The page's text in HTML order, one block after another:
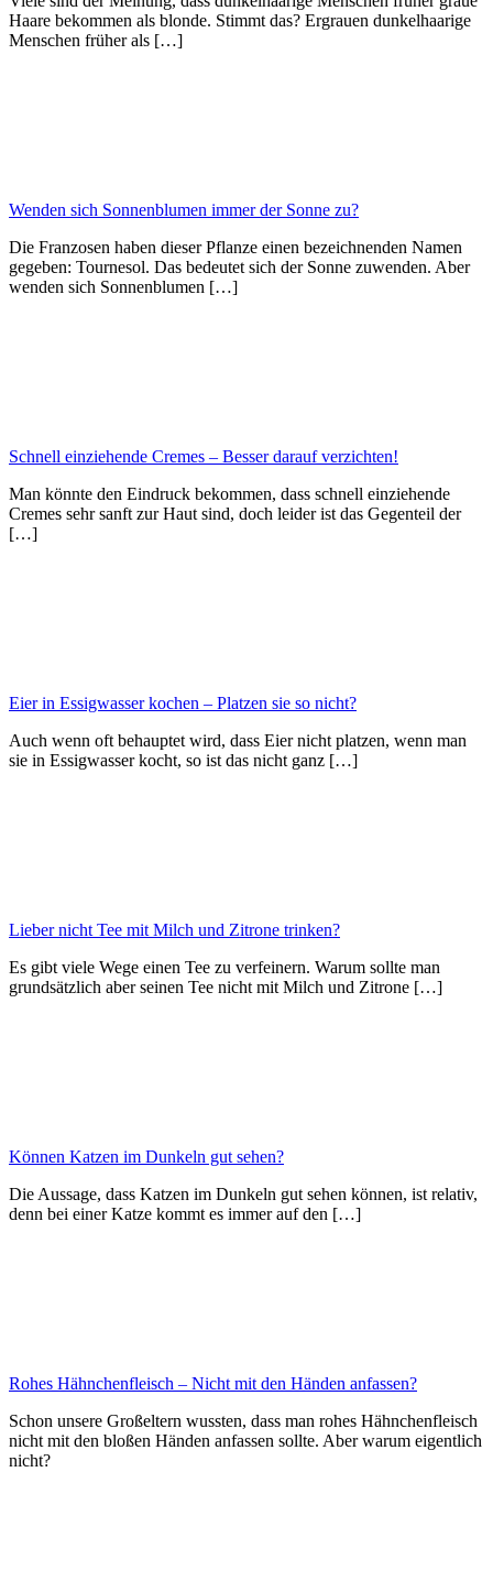
Haare bekommen als blonde. Stimmt das? Ergrauen dunkelhaarige
Menschen früher als […]
Wenden sich Sonnenblumen immer der Sonne zu?
Die Franzosen haben dieser Pflanze einen bezeichnenden Namen
gegeben: Tournesol. Das bedeutet sich der Sonne zuwenden. Aber
wenden sich Sonnenblumen […]
Schnell einziehende Cremes – Besser darauf verzichten!
Man könnte den Eindruck bekommen, dass schnell einziehende
Cremes sehr sanft zur Haut sind, doch leider ist das Gegenteil der
[…]
Eier in Essigwasser kochen – Platzen sie so nicht?
Auch wenn oft behauptet wird, dass Eier nicht platzen, wenn man
sie in Essigwasser kocht, so ist das nicht ganz […]
Lieber nicht Tee mit Milch und Zitrone trinken?
Es gibt viele Wege einen Tee zu verfeinern. Warum sollte man
grundsätzlich aber seinen Tee nicht mit Milch und Zitrone […]
Können Katzen im Dunkeln gut sehen?
Die Aussage, dass Katzen im Dunkeln gut sehen können, ist relativ,
denn bei einer Katze kommt es immer auf den […]
Rohes Hähnchenfleisch – Nicht mit den Händen anfassen?
Schon unsere Großeltern wussten, dass man rohes Hähnchenfleisch
nicht mit den bloßen Händen anfassen sollte. Aber warum eigentlich
nicht?